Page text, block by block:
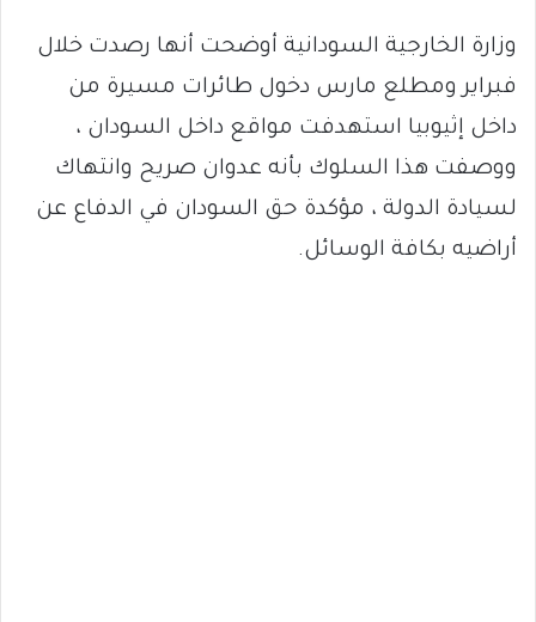
وزارة الخارجية السودانية أوضحت أنها رصدت خلال
فبراير ومطلع مارس دخول طائرات مسيرة من
داخل إثيوبيا استهدفت مواقع داخل السودان ،
ووصفت هذا السلوك بأنه عدوان صريح وانتهاك
لسيادة الدولة ، مؤكدة حق السودان في الدفاع عن
أراضيه بكافة الوسائل.